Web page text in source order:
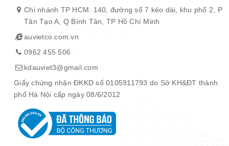
Chi nhánh TP HCM: 140, đường số 7 kéo dài, khu phố 2, P
Tân Tạo A, Q Bình Tân, TP Hồ Chí Minh
auvietco.com.vn
0962 455 506
kdauviet3@gmail.com
Giấy chứng nhận ĐKKD số 0105911793 do Sở KH&ĐT thành
phố Hà Nội cấp ngày 08/6/2012